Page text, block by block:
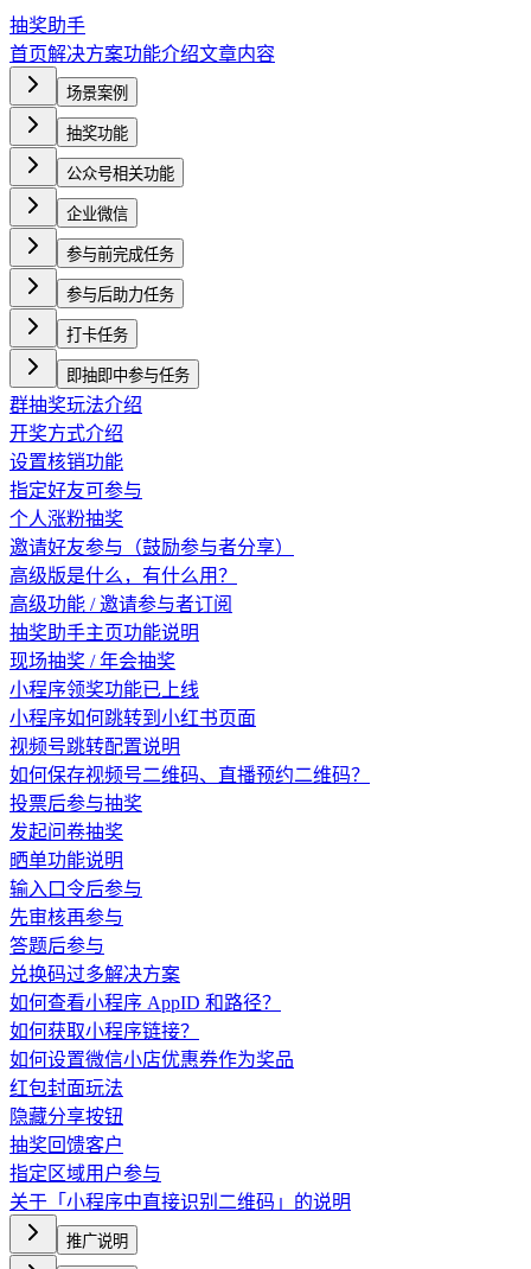
抽奖助手
首页解决方案功能介绍文章内容
场景案例
抽奖功能
公众号相关功能
企业微信
参与前完成任务
参与后助力任务
打卡任务
即抽即中参与任务
群抽奖玩法介绍
开奖方式介绍
设置核销功能
指定好友可参与
个人涨粉抽奖
邀请好友参与（鼓励参与者分享）
高级版是什么，有什么用？
高级功能 / 邀请参与者订阅
抽奖助手主页功能说明
现场抽奖 / 年会抽奖
小程序领奖功能已上线
小程序如何跳转到小红书页面
视频号跳转配置说明
如何保存视频号二维码、直播预约二维码？
投票后参与抽奖
发起问卷抽奖
晒单功能说明
输入口令后参与
先审核再参与
答题后参与
兑换码过多解决方案
如何查看小程序 AppID 和路径？
如何获取小程序链接？
如何设置微信小店优惠券作为奖品
红包封面玩法
隐藏分享按钮
抽奖回馈客户
指定区域用户参与
关于「小程序中直接识别二维码」的说明
推广说明